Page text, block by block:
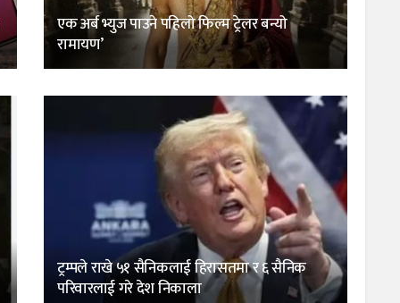
एक अर्ब भ्युज पाउने पहिलो फिल्म ट्रेलर बन्यो
रामायण’
ट्रम्पले राखे ५१ सैनिकलाई हिरासतमा र ६ सैनिक
परिवारलाई गरे देश निकाला